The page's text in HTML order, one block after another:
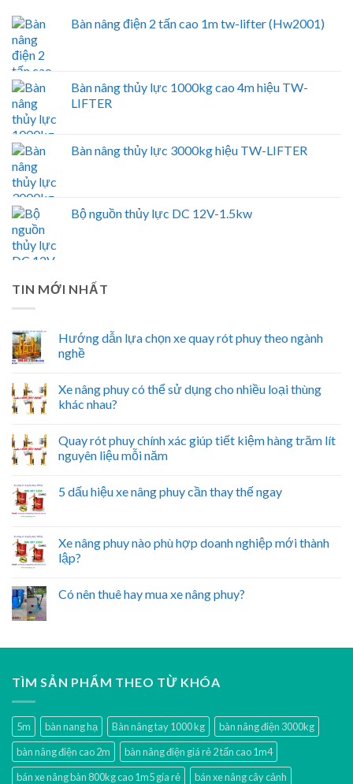
Bàn nâng điện 2 tấn cao 1m tw-lifter (Hw2001)
Bàn nâng thủy lực 1000kg cao 4m hiệu TW-
LIFTER
Bàn nâng thủy lực 3000kg hiệu TW-LIFTER
Bộ nguồn thủy lực DC 12V-1.5kw
TIN MỚI NHẤT
Hướng dẫn lựa chọn xe quay rót phuy theo ngành
nghề
Xe nâng phuy có thể sử dụng cho nhiều loại thùng
khác nhau?
Quay rót phuy chính xác giúp tiết kiệm hàng trăm lít
nguyên liệu mỗi năm
5 dấu hiệu xe nâng phuy cần thay thế ngay
Xe nâng phuy nào phù hợp doanh nghiệp mới thành
lập?
Có nên thuê hay mua xe nâng phuy?
TÌM SẢN PHẨM THEO TỪ KHÓA
5m bàn nang hạ Bàn nâng tay 1000 kg
bàn nâng điện 3000kg
bàn nâng điện cao 2m
bàn nâng điện giá rẻ 2 tấn cao 1m4
bán xe nâng bàn 800kg cao 1m5 gía rẻ
bán xe nâng cây cảnh